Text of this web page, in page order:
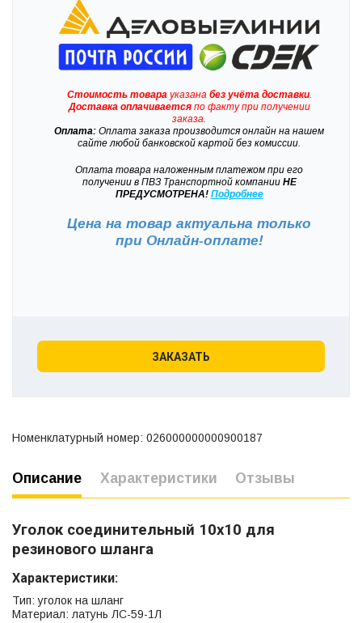
Стоимость товарауказана без учёта доставки.
Доставкаоплачиваетсяпо факту при получении
заказа.
Оплата: Оплата заказа производится онлайн на нашем
сайте любой банковской картой без комиссии.
Оплата товара наложенным платежом при его
получении в ПВЗ Транспортной компанииНЕ
ПРЕДУСМОТРЕНА! Подробнее
Цена на товар актуальна только
при Онлайн-оплате!
ЗАКАЗАТЬ
Номенклатурный номер: 026000000000900187
Описание Характеристики Отзывы
Уголок соединительный 10х10 для
резинового шланга
Характеристики:
Тип: уголок на шланг
Материал: латунь ЛС-59-1Л